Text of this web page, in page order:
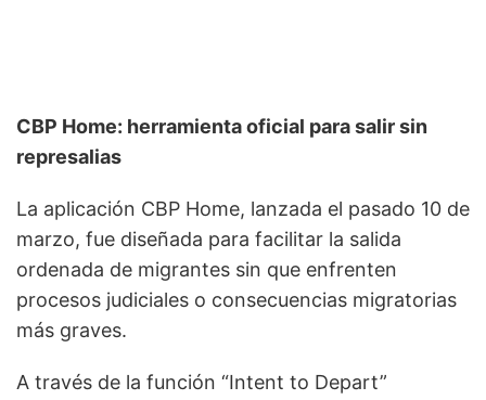
CBP Home: herramienta oficial para salir sin
represalias
La aplicación CBP Home, lanzada el pasado 10 de
marzo, fue diseñada para facilitar la salida
ordenada de migrantes sin que enfrenten
procesos judiciales o consecuencias migratorias
más graves.
A través de la función “Intent to Depart”